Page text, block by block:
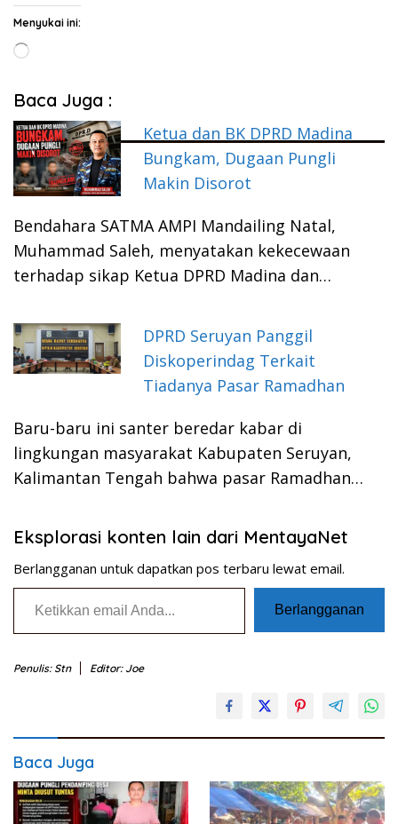
Menyukai ini:
Memuat...
Baca Juga :
Ketua dan BK DPRD Madina
Bungkam, Dugaan Pungli
Makin Disorot
Bendahara SATMA AMPI Mandailing Natal,
Muhammad Saleh, menyatakan kekecewaan
terhadap sikap Ketua DPRD Madina dan…
DPRD Seruyan Panggil
Diskoperindag Terkait
Tiadanya Pasar Ramadhan
Baru-baru ini santer beredar kabar di
lingkungan masyarakat Kabupaten Seruyan,
Kalimantan Tengah bahwa pasar Ramadhan…
Eksplorasi konten lain dari MentayaNet
Berlangganan untuk dapatkan pos terbaru lewat email.
Ketikkan email Anda...
Berlangganan
Penulis: Stn Editor: Joe
Baca Juga